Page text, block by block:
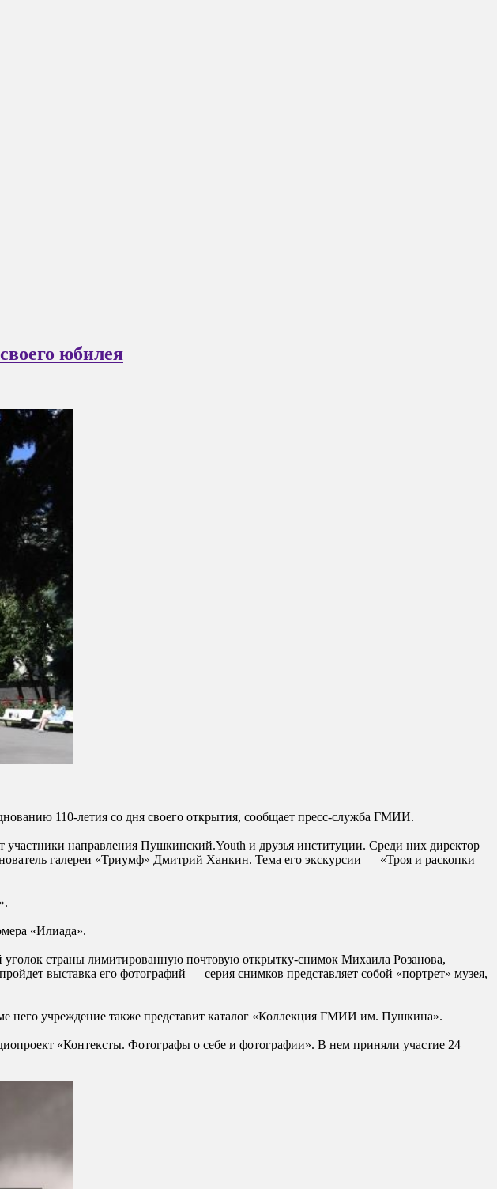
юбилея
110-летия со дня своего открытия, сообщает пресс-служба ГМИИ.
участники направления Пушкинский.Youth и друзья институции. Среди них директор
галереи «Триумф» Дмитрий Ханкин. Тема его экскурсии — «Троя и раскопки
«Илиада».
уголок страны лимитированную почтовую открытку-снимок Михаила Розанова,
выставка его фотографий — серия снимков представляет собой «портрет» музея,
него учреждение также представит каталог «Коллекция ГМИИ им. Пушкина».
«Контексты. Фотографы о себе и фотографии». В нем приняли участие 24